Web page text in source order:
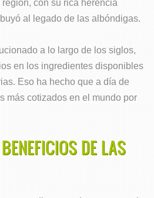
con su rica herencia
al legado de las albóndigas.
a lo largo de los siglos,
en los ingredientes disponibles
Eso ha hecho que a día de
más cotizados en el mundo por
DE LAS